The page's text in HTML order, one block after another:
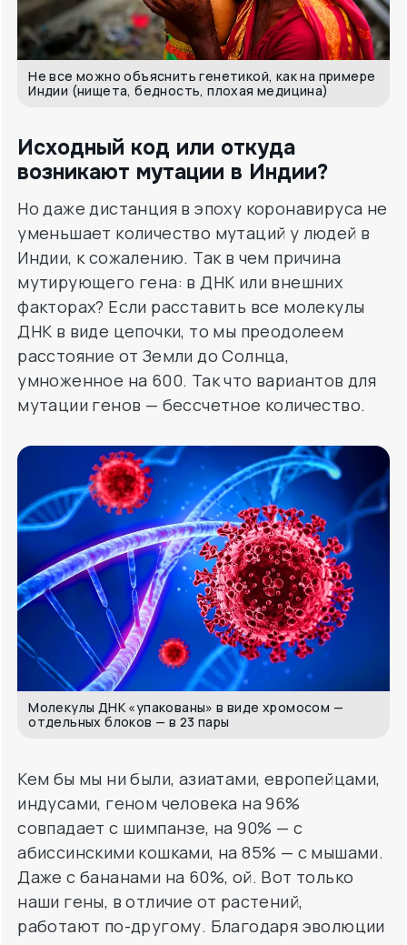
Не все можно объяснить генетикой, как на примере
Индии (нищета, бедность, плохая медицина)
Исходный код или откуда
возникают мутации в Индии?
Но даже дистанция в эпоху коронавируса не
уменьшает количество мутаций у людей в
Индии, к сожалению. Так в чем причина
мутирующего гена: в ДНК или внешних
факторах? Если расставить все молекулы
ДНК в виде цепочки, то мы преодолеем
расстояние от Земли до Солнца,
умноженное на 600. Так что вариантов для
мутации генов — бессчетное количество.
Молекулы ДНК «упакованы» в виде хромосом —
отдельных блоков — в 23 пары
Кем бы мы ни были, азиатами, европейцами,
абиссинскими кошками, на 85% — с мышами.
Даже с бананами на 60%, ой. Вот только
наши гены, в отличие от растений,
работают по-другому. Благодаря эволюции
они «контролируют» другие гены.